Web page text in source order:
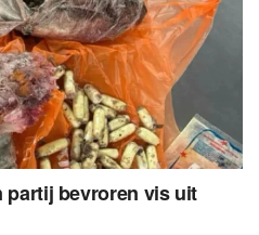
partij bevroren vis uit